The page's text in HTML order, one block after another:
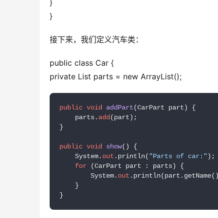
}
}
接下来，我们定义汽车类：
public class Car {
private List parts = new ArrayList();
public void addPart(CarPart part)
{
    parts.
add (part);
}
public void show()
{
    System.
out .println( "Parts of car:");
for (CarPart part : parts) {
        System.
out
    }
}